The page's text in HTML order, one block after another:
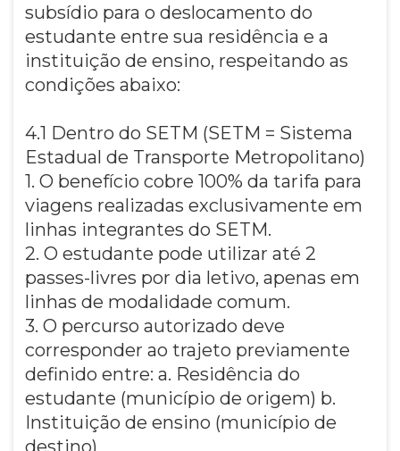
subsídio para o deslocamento do
estudante entre sua residência e a
instituição de ensino, respeitando as
condições abaixo:
4.1 Dentro do SETM (SETM = Sistema
Estadual de Transporte Metropolitano)
1. O benefício cobre 100% da tarifa para
viagens realizadas exclusivamente em
linhas integrantes do SETM.
2. O estudante pode utilizar até 2
passes-livres por dia letivo, apenas em
linhas de modalidade comum.
3. O percurso autorizado deve
corresponder ao trajeto previamente
definido entre: a. Residência do
estudante (município de origem) b.
Instituição de ensino (município de
destino)